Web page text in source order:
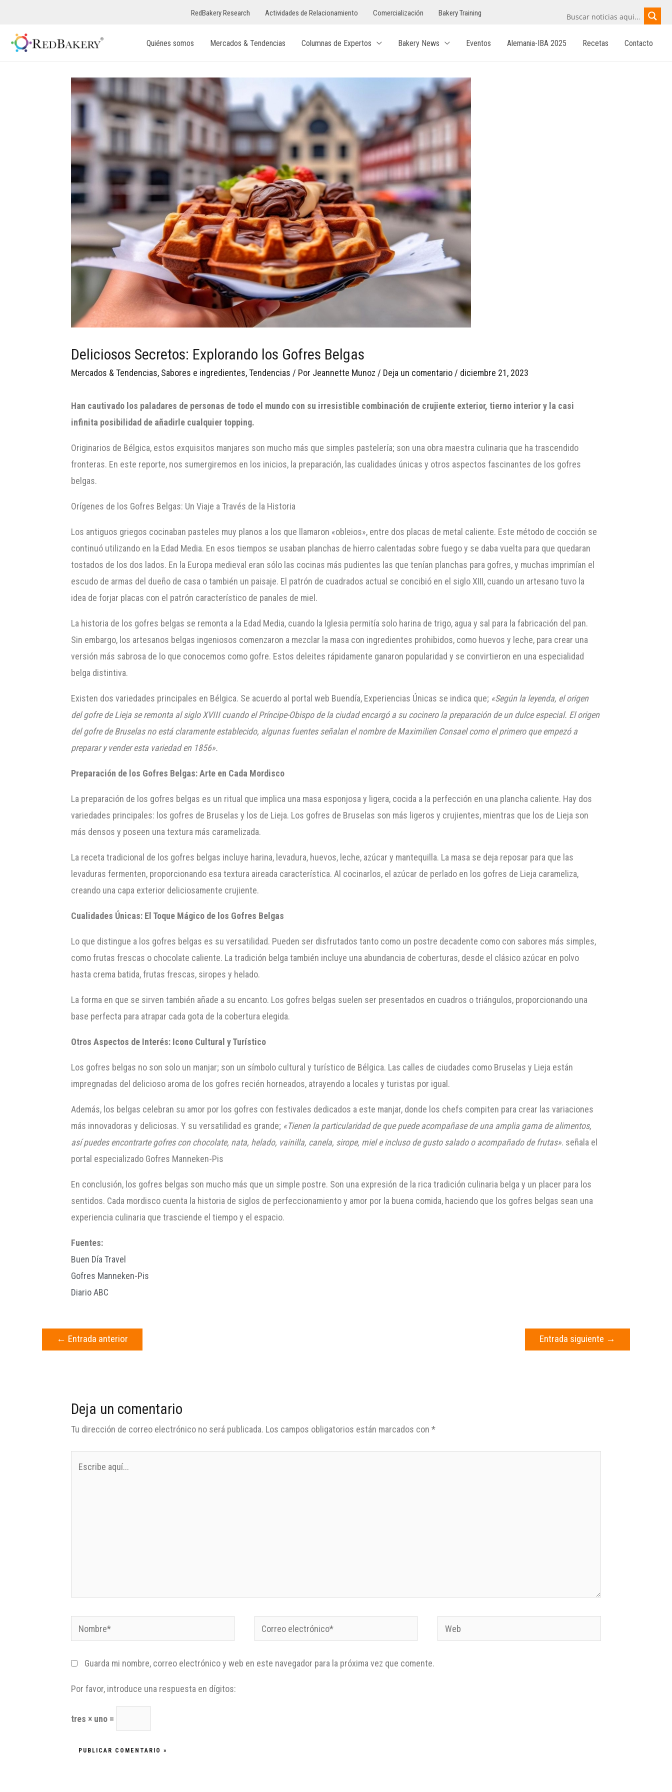
RedBakery Research Actividades de Relacionamiento Comercialización Bakery Training
Quiénes somos Mercados & Tendencias Columnas de Expertos Bakery News Eventos Alemania-IBA 2025 Recetas Contacto
Deliciosos Secretos: Explorando los Gofres Belgas
Mercados & Tendencias, Sabores e ingredientes,Tendencias / Por Jeannette Munoz / Deja un comentario / diciembre 21, 2023
Han cautivado los paladares de personas de todo el mundo con su irresistible combinación de crujiente exterior, tierno interior y la casi
infinita posibilidad de añadirle cualquier topping.
Originarios de Bélgica, estos exquisitos manjares son mucho más que simples pastelería; son una obra maestra culinaria que ha trascendido
fronteras. En este reporte, nos sumergiremos en los inicios, la preparación, las cualidades únicas y otros aspectos fascinantes de los gofres
belgas.
Orígenes de los Gofres Belgas: Un Viaje a Través de la Historia
Los antiguos griegos cocinaban pasteles muy planos a los que llamaron «obleios», entre dos placas de metal caliente. Este método de cocción se
continuó utilizando en la Edad Media. En esos tiempos se usaban planchas de hierro calentadas sobre fuego y se daba vuelta para que quedaran
tostados de los dos lados. En la Europa medieval eran sólo las cocinas más pudientes las que tenían planchas para gofres, y muchas imprimían el
escudo de armas del dueño de casa o también un paisaje. El patrón de cuadrados actual se concibió en el siglo XIII, cuando un artesano tuvo la
idea de forjar placas con el patrón característico de panales de miel.
La historia de los gofres belgas se remonta a la Edad Media, cuando la Iglesia permitía solo harina de trigo, agua y sal para la fabricación del pan.
Sin embargo, los artesanos belgas ingeniosos comenzaron a mezclar la masa con ingredientes prohibidos, como huevos y leche, para crear una
versión más sabrosa de lo que conocemos como gofre. Estos deleites rápidamente ganaron popularidad y se convirtieron en una especialidad
belga distintiva.
Existen dos variedades principales en Bélgica. Se acuerdo al portal web Buendía, Experiencias Únicas se indica que; «Según la leyenda, el origen
del gofre de Lieja se remonta al siglo XVIII cuando el Príncipe-Obispo de la ciudad encargó a su cocinero la preparación de un dulce especial. El origen
del gofre de Bruselas no está claramente establecido, algunas fuentes señalan el nombre de Maximilien Consael como el primero que empezó a
preparar y vender esta variedad en 1856».
Preparación de los Gofres Belgas: Arte en Cada Mordisco
La preparación de los gofres belgas es un ritual que implica una masa esponjosa y ligera, cocida a la perfección en una plancha caliente. Hay dos
variedades principales: los gofres de Bruselas y los de Lieja. Los gofres de Bruselas son más ligeros y crujientes, mientras que los de Lieja son
más densos y poseen una textura más caramelizada.
La receta tradicional de los gofres belgas incluye harina, levadura, huevos, leche, azúcar y mantequilla. La masa se deja reposar para que las
levaduras fermenten, proporcionando esa textura aireada característica. Al cocinarlos, el azúcar de perlado en los gofres de Lieja carameliza,
creando una capa exterior deliciosamente crujiente.
Cualidades Únicas: El Toque Mágico de los Gofres Belgas
Lo que distingue a los gofres belgas es su versatilidad. Pueden ser disfrutados tanto como un postre decadente como con sabores más simples,
como frutas frescas o chocolate caliente. La tradición belga también incluye una abundancia de coberturas, desde el clásico azúcar en polvo
hasta crema batida, frutas frescas, siropes y helado.
La forma en que se sirven también añade a su encanto. Los gofres belgas suelen ser presentados en cuadros o triángulos, proporcionando una
base perfecta para atrapar cada gota de la cobertura elegida.
Otros Aspectos de Interés: Icono Cultural y Turístico
Los gofres belgas no son solo un manjar; son un símbolo cultural y turístico de Bélgica. Las calles de ciudades como Bruselas y Lieja están
impregnadas del delicioso aroma de los gofres recién horneados, atrayendo a locales y turistas por igual.
Además, los belgas celebran su amor por los gofres con festivales dedicados a este manjar, donde los chefs compiten para crear las variaciones
más innovadoras y deliciosas. Y su versatilidad es grande; «Tienen la particularidad de que puede acompañase de una amplia gama de alimentos,
así puedes encontrarte gofres con chocolate, nata, helado, vainilla, canela, sirope, miel e incluso de gusto salado o acompañado de frutas». señala el
portal especializado Gofres Manneken-Pis
En conclusión, los gofres belgas son mucho más que un simple postre. Son una expresión de la rica tradición culinaria belga y un placer para los
sentidos. Cada mordisco cuenta la historia de siglos de perfeccionamiento y amor por la buena comida, haciendo que los gofres belgas sean una
experiencia culinaria que trasciende el tiempo y el espacio.
Fuentes:
Buen Día Travel
Gofres Manneken-Pis
Diario ABC
← Entrada anterior Entrada siguiente →
Deja un comentario
Tu dirección de correo electrónico no será publicada. Los campos obligatorios están marcados con*
Guarda mi nombre, correo electrónico y web en este navegador para la próxima vez que comente.
Por favor, introduce una respuesta en dígitos:
tres × uno =